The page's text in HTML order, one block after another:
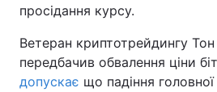
просідання курсу.
Ветеран криптотрейдингу
передбачив обвалення ціни
допускає що падіння